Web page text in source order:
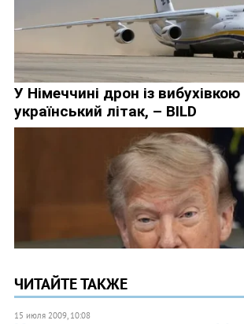
ЧИТАЙТЕ ТАКЖЕ
15 июля 2009, 10:08